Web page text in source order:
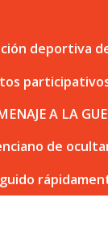
deportiva
A LA
de